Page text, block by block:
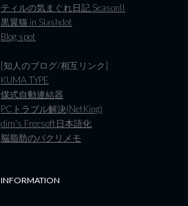
ティルの気まぐれ日記 SeasonII
黒翼猫 in Slashdot
Blog spot
[知人のブログ/相互リンク]
KUMA TYPE
煤式自動連結器
PCトラブル解決(NetKing)
dim's Freesoft日本語化
脳脂肪のパクリメモ
INFORMATION